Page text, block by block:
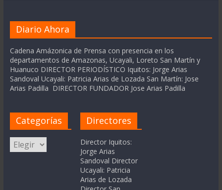
Diario Ahora
Cadena Amázonica de Prensa con presencia en los
departamentos de Amazonas, Ucayali, Loreto San Martín y
Huanuco DIRECTOR PERIODÍSTICO Iquitos: Jorge Arias
Sandoval Ucayali: Patricia Arias de Lozada San Martín: Jose
Arias Padilla DIRECTOR FUNDADOR Jose Arias Padilla
Categorías
Categorías
Directores
Director Iquitos:
Jorge Arias
Sandoval Director
Ucayali: Patricia
Arias de Lozada